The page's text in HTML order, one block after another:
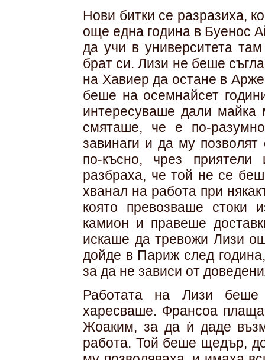
Нови битки се разразиха,
още една година в Буенос
да учи в университета
брат си. Лизи не беше
на Хавиер да остане в
беше на осемнайсет
интересуваше дали
смяташе, че е по-
завинаги и да му
по-късно, чрез
разбраха, че той не се
хванал на работа при
която превозваше
камион и правеше
искаше да тревожи Лизи
дойде в Париж след
за да не зависи от
Работата на Лизи
харесваше. Франсоа
Жоаким, за да ѝ даде
работа. Той беше щедър,